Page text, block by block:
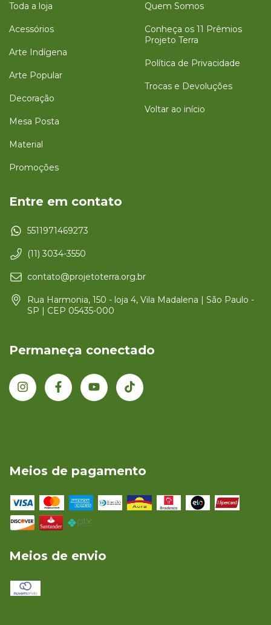
Toda a loja
Acessórios
Arte Indígena
Arte Popular
Decoração
Mesa Posta
Material
Promoções
Quem Somos
Conheça os 11 Prêmios
Projeto Terra
Política de Privacidade
Trocas e Devoluções
Voltar ao início
Entre em contato
5511971469273
(11) 3034-3550
contato@projetoterra.org.br
Rua Harmonia, 150 - loja 4, Vila Madalena | São Paulo -
SP | CEP 05435-000
Permaneça conectado
Meios de pagamento
Meios de envio